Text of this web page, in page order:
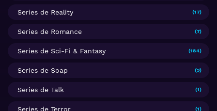
Series de Reality (17)
Series de Romance (7)
Series de Sci-Fi & Fantasy (184)
Series de Soap (9)
Series de Talk (1)
Series de Terror (1)